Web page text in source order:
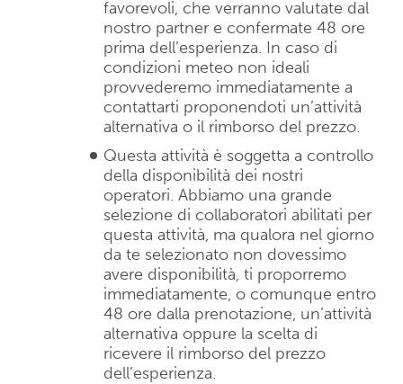
favorevoli, che verranno valutate dal
nostro partner e confermate 48 ore
prima dell’esperienza. In caso di
condizioni meteo non ideali
provvederemo immediatamente a
contattarti proponendoti un’attività
alternativa o il rimborso del prezzo.
Questa attività è soggetta a controllo
della disponibilità dei nostri
operatori. Abbiamo una grande
selezione di collaboratori abilitati per
questa attività, ma qualora nel giorno
da te selezionato non dovessimo
avere disponibilità, ti proporremo
immediatamente, o comunque entro
48 ore dalla prenotazione, un’attività
alternativa oppure la scelta di
ricevere il rimborso del prezzo
dell’esperienza.